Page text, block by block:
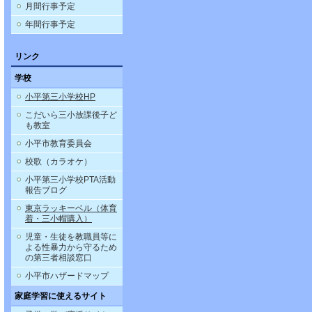
月間行事予定
年間行事予定
リンク
学校
小平第三小学校HP
こだいら三小放課後子ど
も教室
小平市教育委員会
校歌（カラオケ）
小平第三小学校PTA活動
報告ブログ
東京ラッキーベル（体育
着・三小帽購入）
児童・生徒を教職員等に
よる性暴力から守るため
の第三者相談窓口
小平市ハザードマップ
家庭学習に使えるサイト